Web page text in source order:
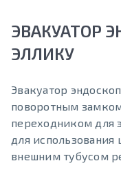
ЭВАКУАТОР
ЭЛЛИКУ
Эвакуатор
поворотным
переходником для
для использования
внешним тубусом